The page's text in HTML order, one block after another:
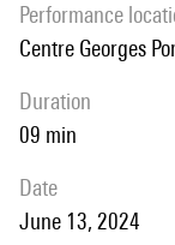
performance
Centre Georges
duration
09 min
date
June 13, 2024